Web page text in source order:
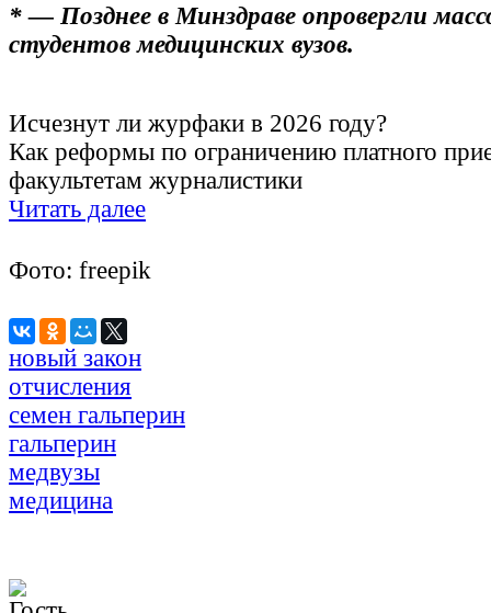
* — Позднее в Минздраве опровергли
студентов медицинских вузов.
Исчезнут ли журфаки в 2026 году?
Как реформы по ограничению платного
факультетам журналистики
Читать далее
Фото: freepik
новый закон
отчисления
семен гальперин
гальперин
медвузы
медицина